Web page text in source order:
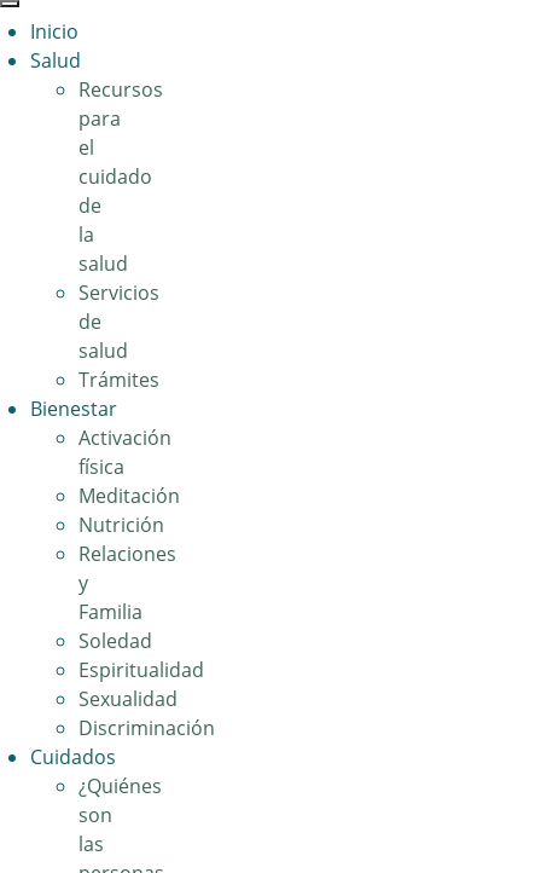
Toggle
navigation
Inicio
Salud
Recursos
para
el
cuidado
de
la
salud
Servicios
de
salud
Trámites
Bienestar
Activación
física
Meditación
Nutrición
Relaciones
y
Familia
Soledad
Espiritualidad
Sexualidad
Discriminación
Cuidados
¿Quiénes
son
las